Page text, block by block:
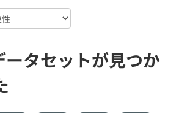
ータセットが見つか